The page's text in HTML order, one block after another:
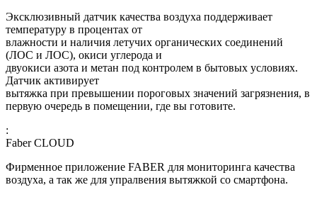
Эксклюзивный датчик качества воздуха поддерживает
температуру в процентах от
влажности и наличия летучих органических соединений
(ЛОС и ЛОС), окиси углерода и
двуокиси азота и метан под контролем в бытовых условиях.
Датчик активирует
вытяжка при превышении пороговых значений загрязнения, в
первую очередь в помещении, где вы готовите.
:
Faber CLOUD
Фирменное приложение FABER для мониторинга качества
воздуха, а так же для упралвения вытяжкой со смартфона.